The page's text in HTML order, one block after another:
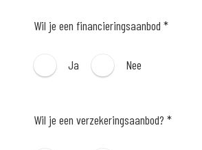
Wil je een financieringsaanbod *
Ja Nee
Wil je een verzekeringsaanbod? *